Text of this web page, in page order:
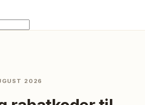
2026